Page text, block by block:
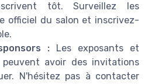
tôt. Surveillez les
officiel du salon et inscrivez-
: Les exposants et
peuvent avoir des invitations
N'hésitez pas à contacter